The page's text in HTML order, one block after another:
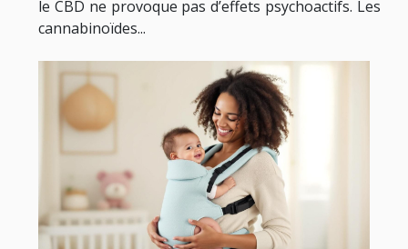
le CBD ne provoque pas d’effets psychoactifs. Les
cannabinoïdes...